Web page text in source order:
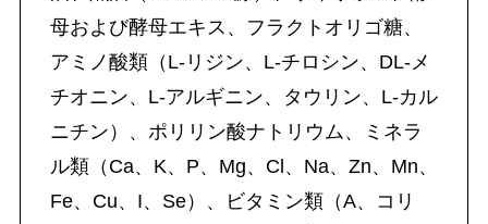
母および酵母エキス、フラクトオリゴ糖、
アミノ酸類（L-リジン、L-チロシン、DL-メ
チオニン、L-アルギニン、タウリン、L-カル
ニチン）、ポリリン酸ナトリウム、ミネラ
ル類（Ca、K、P、Mg、Cl、Na、Zn、Mn、
Fe、Cu、I、Se）、ビタミン類（A、コリ